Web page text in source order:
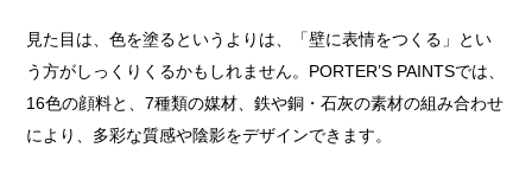
見た目は、色を塗るというよりは、「壁に表情をつくる」とい
う方がしっくりくるかもしれません。PORTER’S PAINTSでは、
16色の顔料と、7種類の媒材、鉄や銅・石灰の素材の組み合わせ
により、多彩な質感や陰影をデザインできます。